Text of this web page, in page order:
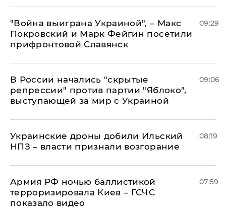
"Война выиграна Украиной", – Макс
Покровский и Марк Фейгин посетили
прифронтовой Славянск
09:29
В России начались "скрытые
репрессии" против партии "Яблоко",
выступающей за мир с Украиной
09:06
Украинские дроны добили Ильский
НПЗ – власти признали возгорание
08:19
Армия РФ ночью баллистикой
терроризировала Киев – ГСЧС
показало видео
07:59